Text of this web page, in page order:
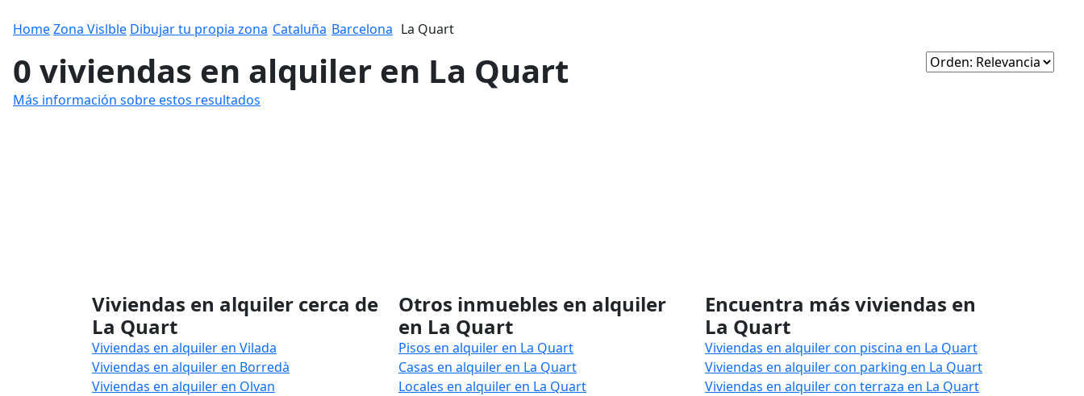
HomeZona Vislble Dibujar tu propia zona Cataluña Barcelona La Quart
0 viviendas en alquiler en La Quart
Más información sobre estos resultados
Viviendas en alquiler cerca de
La Quart
Viviendas en alquiler en Vilada
Viviendas en alquiler en Borredà
Viviendas en alquiler en Olvan
Otros inmuebles en alquiler
en La Quart
Pisos en alquiler en La Quart
Casas en alquiler en La Quart
Locales en alquiler en La Quart
Encuentra más viviendas en
La Quart
Viviendas en alquiler con piscina en La Quart
Viviendas en alquiler con parking en La Quart
Viviendas en alquiler con terraza en La Quart